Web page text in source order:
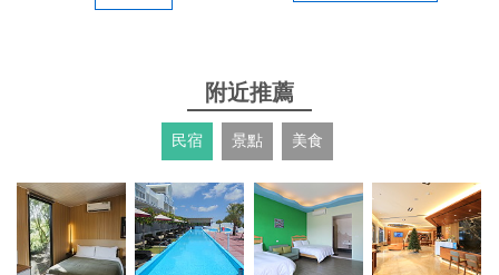
鱸魚)：魚肉鮮嫩細膩，簡單的清蒸更能吃出海鮮的鮮
甜，搭配薑絲和蔥絲，風味絕佳。 ​其他海鮮/熱炒：川
燙鮮蝦新鮮甜美，涼拌中卷Q彈開胃，三杯杏鮑菇
（或類似熱炒）香氣十足，搭配熱騰騰的白飯非常對
味。 ​用餐環境寬敞明亮，雖然生意非常好，上菜速度
卻非常快。建議假日或用餐時段一定要提早訂位，以
免久候。唯一要注意的是，人多時用餐會比較熱鬧嘈
雜，且熱門時段可能會有用餐時間限制。 ​總體來說，
附近推薦
民宿 景點 美食